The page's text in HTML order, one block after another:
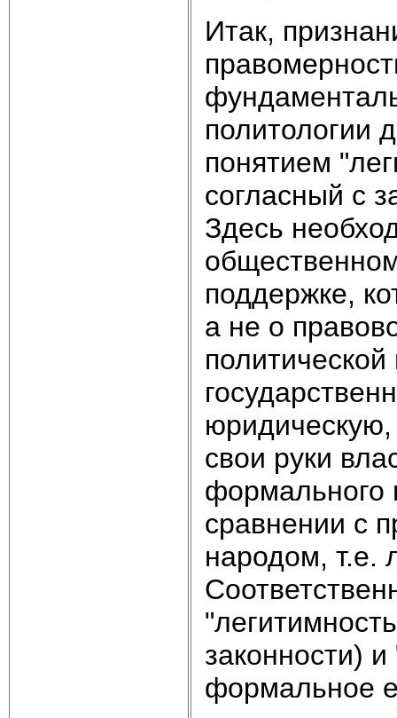
Итак,
политологии
понятием
согласный с
Здесь
поддержке,
а не о
юридическую,
свои руки
формального
сравнении с
народом, т.е.
законности)
формальное